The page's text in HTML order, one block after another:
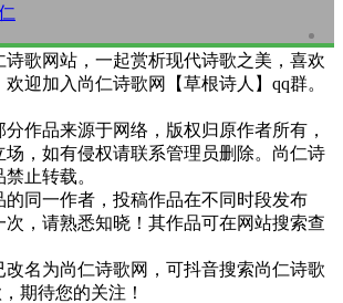
诗歌网站，一起赏析现代诗歌之美，喜欢
迎加入尚仁诗歌网【草根诗人】qq群。
分作品来源于网络，版权归原作者所有，
场，如有侵权请联系管理员删除。尚仁诗
止转载。
的同一作者，投稿作品在不同时段发布
次，请熟悉知晓！其作品可在网站搜索查
改名为尚仁诗歌网，可抖音搜索尚仁诗歌
期待您的关注！